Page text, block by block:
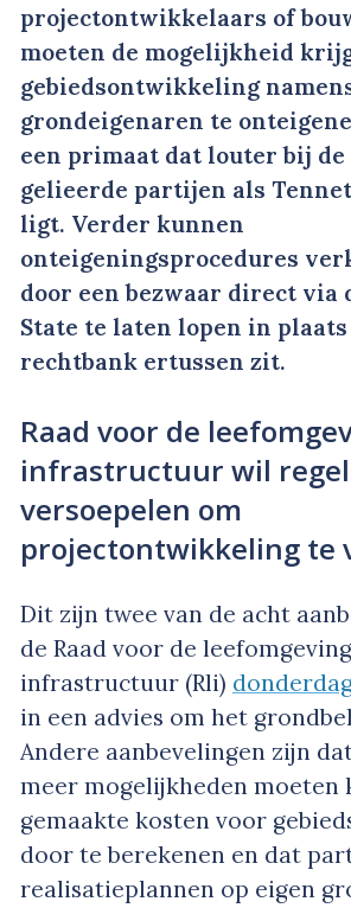
projectontwikkelaars of
moeten de mogelijkheid
gebiedsontwikkeling
grondeigenaren te
een primaat dat louter bij
gelieerde partijen als
ligt. Verder kunnen
onteigeningsprocedures
door een bezwaar direct via
State te laten lopen in
rechtbank ertussen zit.
Raad voor de
infrastructuur wil
versoepelen om
projectontwikkeling te
Dit zijn twee van de acht
de Raad voor de
infrastructuur (Rli)
in een advies om het
Andere aanbevelingen zijn
meer mogelijkheden moeten
gemaakte kosten voor
door te berekenen en dat
realisatieplannen op eigen